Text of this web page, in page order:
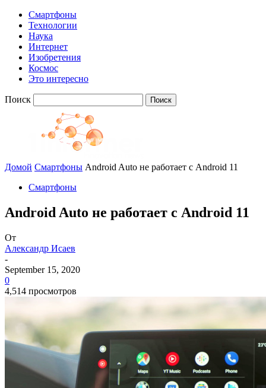
Смартфоны
Технологии
Наука
Интернет
Изобретения
Космос
Это интересно
Поиск
Домой Смартфоны Android Auto не работает с Android 11
Смартфоны
Android Auto не работает с Android 11
От
Александр Исаев
-
September 15, 2020
0
4,514 просмотров